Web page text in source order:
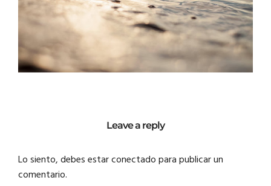
Leave a reply
Lo siento, debes estarconectadopara publicar un
comentario.